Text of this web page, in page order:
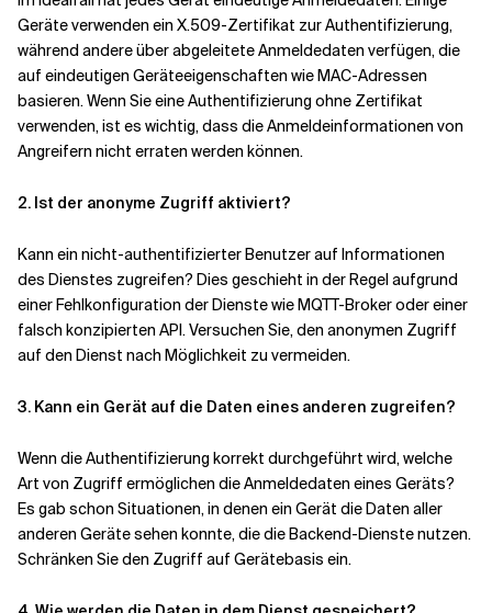
Geräte verwenden ein X.509-Zertifikat zur Authentifizierung,
während andere über abgeleitete Anmeldedaten verfügen, die
auf eindeutigen Geräteeigenschaften wie MAC-Adressen
basieren. Wenn Sie eine Authentifizierung ohne Zertifikat
verwenden, ist es wichtig, dass die Anmeldeinformationen von
Angreifern nicht erraten werden können.
2. Ist der anonyme Zugriff aktiviert?
Kann ein nicht-authentifizierter Benutzer auf Informationen
des Dienstes zugreifen? Dies geschieht in der Regel aufgrund
einer Fehlkonfiguration der Dienste wie MQTT-Broker oder einer
falsch konzipierten API. Versuchen Sie, den anonymen Zugriff
auf den Dienst nach Möglichkeit zu vermeiden.
3. Kann ein Gerät auf die Daten eines anderen zugreifen?
Wenn die Authentifizierung korrekt durchgeführt wird, welche
Art von Zugriff ermöglichen die Anmeldedaten eines Geräts?
Es gab schon Situationen, in denen ein Gerät die Daten aller
anderen Geräte sehen konnte, die die Backend-Dienste nutzen.
Schränken Sie den Zugriff auf Gerätebasis ein.